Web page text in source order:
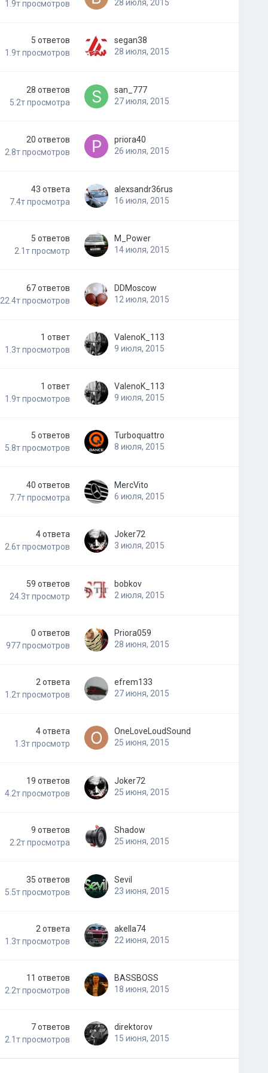
1.9т просмотров 28 июля, 2015
5 ответов
1.9т просмотров
segan38
28 июля, 2015
28 ответов
5.2т просмотра
san_777
27 июля, 2015
20 ответов
2.8т просмотров
priora40
26 июля, 2015
43 ответа
7.4т просмотра
alexsandr36rus
16 июля, 2015
5 ответов
2.1т просмотр
M_Power
14 июля, 2015
67 ответов
22.4т просмотров
DDMoscow
12 июля, 2015
1 ответ
1.3т просмотров
ValenoK_113
9 июля, 2015
1 ответ
1.9т просмотров
ValenoK_113
9 июля, 2015
5 ответов
5.8т просмотров
Turboquattro
8 июля, 2015
40 ответов
7.7т просмотра
MercVito
6 июля, 2015
4 ответа
2.6т просмотров
Joker72
3 июля, 2015
59 ответов
24.3т просмотр
bobkov
2 июля, 2015
0 ответов
977 просмотров
Priora059
28 июня, 2015
2 ответа
1.2т просмотров
efrem133
27 июня, 2015
4 ответа
1.3т просмотр
OneLoveLoudSound
25 июня, 2015
19 ответов
4.2т просмотров
Joker72
25 июня, 2015
9 ответов
2.2т просмотра
Shadow
25 июня, 2015
35 ответов
5.5т просмотров
Sevil
23 июня, 2015
2 ответа
1.3т просмотров
akella74
22 июня, 2015
11 ответов
2.2т просмотров
BASSBOSS
18 июня, 2015
7 ответов
2.1т просмотров
direktorov
15 июня, 2015